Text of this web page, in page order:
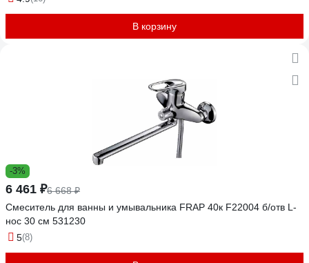
В корзину
-3%
6 461 ₽6 668 ₽
Смеситель для ванны и умывальника FRAP 40к F22004 б/отв L-
нос 30 см 531230
5(8)